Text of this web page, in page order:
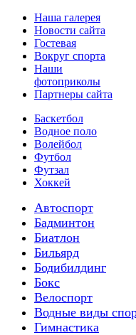
Наша галерея
Новости сайта
Гостевая
Вокруг спорта
Наши
фотоприколы
Партнеры сайта
Баскетбол
Водное поло
Волейбол
Футбол
Футзал
Хоккей
Автоспорт
Бадминтон
Биатлон
Бильярд
Бодибилдинг
Бокс
Велоспорт
Водные виды
Гимнастика